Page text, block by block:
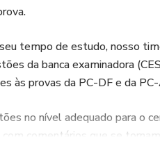
tempo de estudo, nosso
da banca examinadora
às provas da PC-DF e da
no nível adequado para o
comentários que se